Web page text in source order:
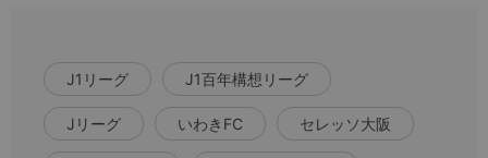
J1リーグ J1百年構想リーグ
Jリーグ いわきFC セレッソ大阪